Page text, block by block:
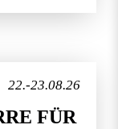
22.-23.08.26
FÜR